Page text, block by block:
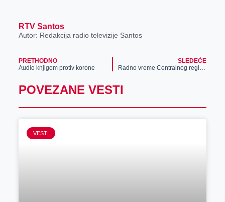
RTV Santos
Autor: Redakcija radio televizije Santos
PRETHODNO
Audio knjigom protiv korone
SLEDEĆE
Radno vreme Centralnog registra obaveznog socijalnog osiguranja za vreme vanrednog stanja
POVEZANE VESTI
VESTI